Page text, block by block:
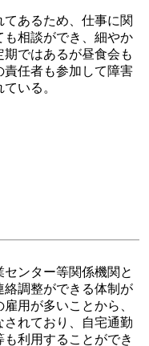
あるため、仕事に関
相談ができ、細やか
ではあるが昼食会も
責任者も参加して障害
いる。
ンター等関係機関と
調整ができる体制が
用が多いことから、
れており、自宅通勤
利用することができ